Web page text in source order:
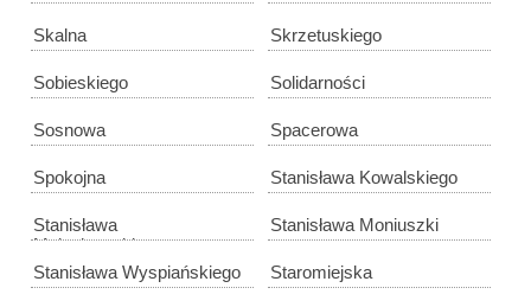
Skalna Skrzetuskiego
Sobieskiego Solidarności
Sosnowa Spacerowa
Spokojna Stanisława Kowalskiego
Stanisława
Małachowskiego
Stanisława Moniuszki
Stanisława Wyspiańskiego Staromiejska